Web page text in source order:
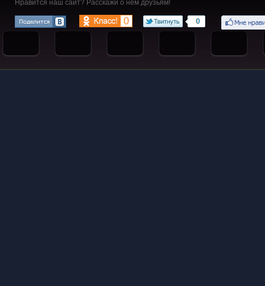
Нравится наш сайт? Расскажи о нём друзьям!